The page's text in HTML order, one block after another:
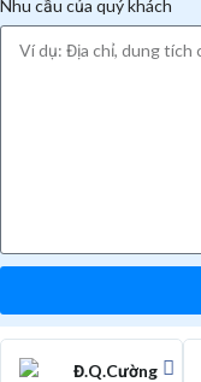
Nhu cầu của quý khách
Đ.Q.Cường